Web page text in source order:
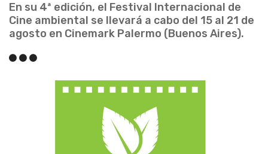
En su 4ª edición, el Festival Internacional de
Cine ambiental se llevará a cabo del 15 al 21 de
agosto en Cinemark Palermo (Buenos Aires).